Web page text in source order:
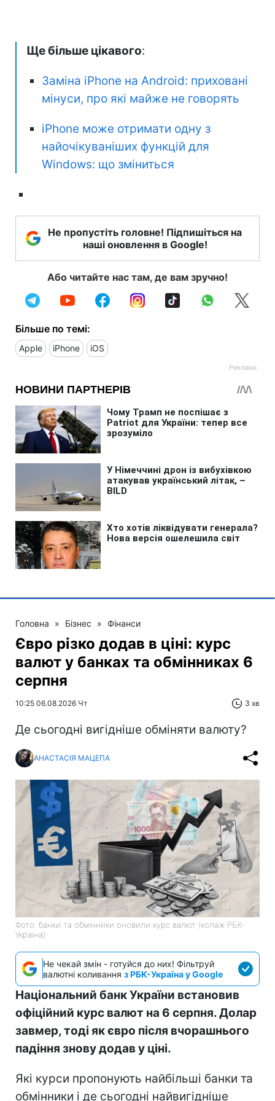
Ще більше цікавого:
Заміна iPhone на Android: приховані
мінуси, про які майже не говорять
iPhone може отримати одну з
найочікуваніших функцій для
Windows: що зміниться
Не пропустіть головне! Підпишіться на
наші оновлення в Google!
Або читайте нас там, де вам зручно!
Більше по темі:
Apple iPhone iOS
Головна » Бізнес » Фінанси
Євро різко додав в ціні: курс
валют у банках та обмінниках 6
серпня
10:25 06.08.2026 Чт 3 хв
Де сьогодні вигідніше обміняти валюту?
АНАСТАСІЯ МАЦЕПА
Фото: банки та обмінники оновили курс валют (колаж РБК-
Україна)
Не чекай змін - готуйся до них! Фільтруй
валютні коливання з РБК-Україна у Google
Національний банк України встановив
офіційний курс валют на 6 серпня. Долар
завмер, тоді як євро після вчорашнього
падіння знову додав у ціні.
Які курси пропонують найбільші банки та
обмінники і де сьогодні найвигідніше